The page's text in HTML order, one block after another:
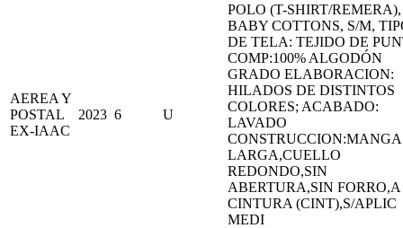
AEREA Y
POSTAL
EX-IAAC
2023 6 U
POLO (T-SHIRT/REMERA),
BABY COTTONS, S/M,
DE TELA: TEJIDO DE
COMP:100% ALGODÓN
GRADO ELABORACION:
HILADOS DE DISTINTOS
COLORES; ACABADO:
LAVADO
CONSTRUCCION:MANGA
LARGA,CUELLO
REDONDO,SIN
ABERTURA,SIN
CINTURA (CINT),S/APLIC
MEDI